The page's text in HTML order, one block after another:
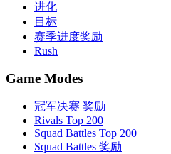
进化
目标
赛季进度奖励
Rush
Game Modes
冠军决赛 奖励
Rivals Top 200
Squad Battles Top 200
Squad Battles 奖励